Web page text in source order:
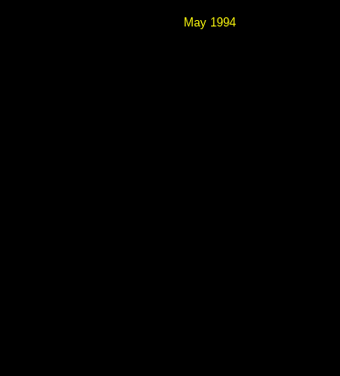
May 1994